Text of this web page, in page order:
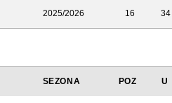
2025/2026 16 34
SEZONA POZ U